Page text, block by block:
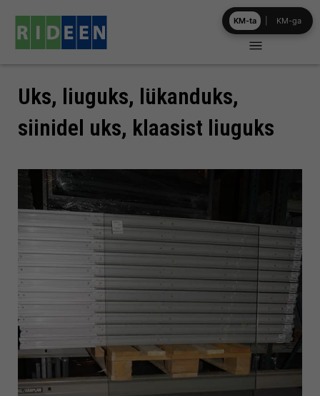
content
Uks, liuguks, lükanduks,
siinidel uks, klaasist liuguks
KM-ta KM-ga